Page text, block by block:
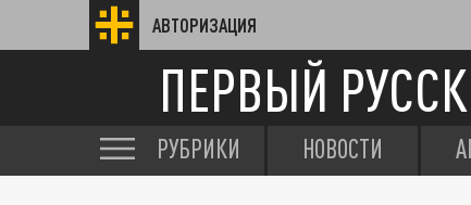
АВТОРИЗАЦИЯ
ПЕРВЫЙ
РУБРИКИ НОВОСТИ